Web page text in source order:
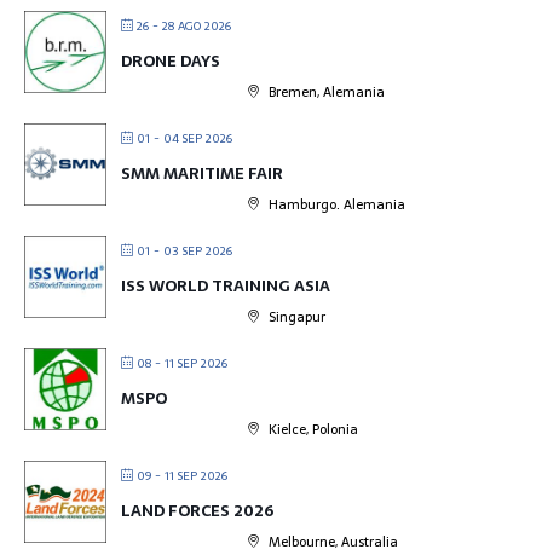
26 - 28 AGO 2026
DRONE DAYS
Bremen, Alemania
01 - 04 SEP 2026
SMM MARITIME FAIR
Hamburgo. Alemania
01 - 03 SEP 2026
ISS WORLD TRAINING ASIA
Singapur
08 - 11 SEP 2026
MSPO
Kielce, Polonia
09 - 11 SEP 2026
LAND FORCES 2026
Melbourne, Australia